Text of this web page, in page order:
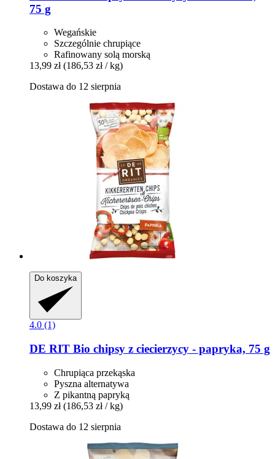
75 g
Wegańskie
Szczególnie chrupiące
Rafinowany solą morską
13,99 zł (186,53 zł / kg)
Dostawa do 12 sierpnia
Do koszyka
4.0 (1)
DE RIT Bio chipsy z ciecierzycy -​ papryka, 75 g
Chrupiąca przekąska
Pyszna alternatywa
Z pikantną papryką
13,99 zł (186,53 zł / kg)
Dostawa do 12 sierpnia